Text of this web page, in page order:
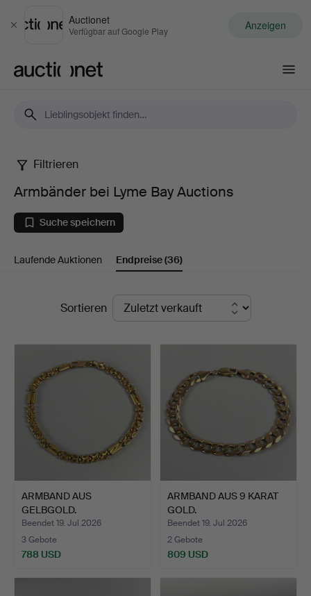
Schließen
Auctionet
Verfügbar auf Google Play Anzeigen
Armbänder
bei
Lyme
Bay
Auctions
Filtrieren
Armbänder bei Lyme Bay Auctions
Suche speichern
Laufende Auktionen Endpreise(36)
EndpreiseSortieren
ARMBAND AUS
GELBGOLD.
Beendet 19. Jul 2026
3 Gebote
788 USD
ARMBAND AUS 9 KARAT
GOLD.
Beendet 19. Jul 2026
2 Gebote
809 USD